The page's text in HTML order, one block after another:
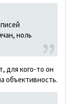
ноль
для кого-то он
объективность.